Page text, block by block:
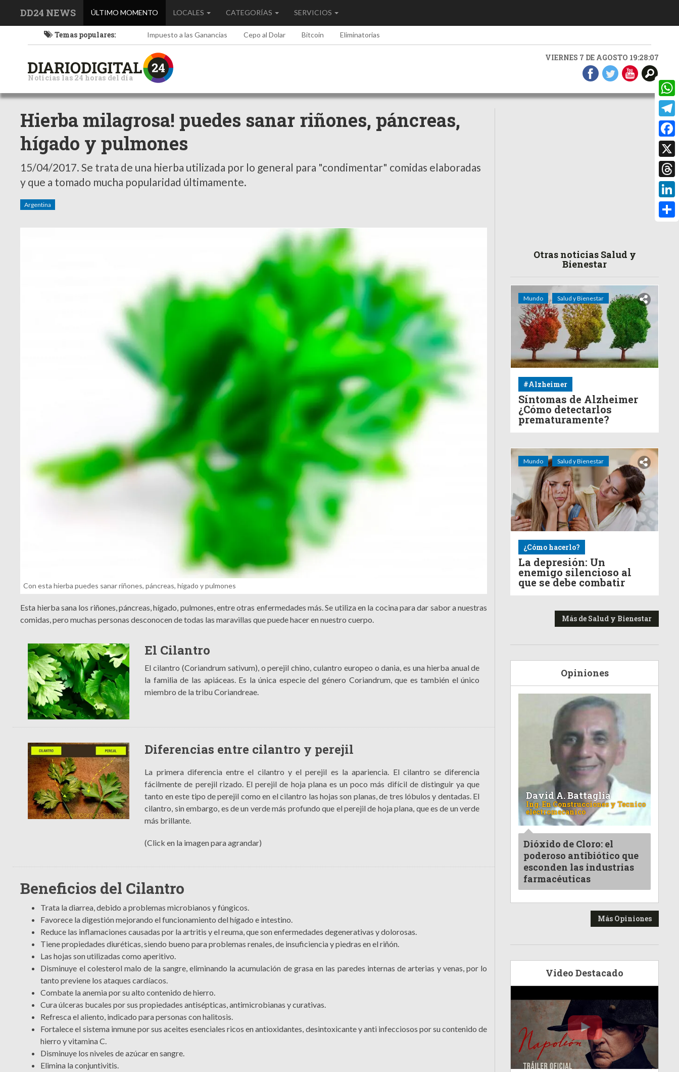
DD24 NEWS ÚLTIMO MOMENTO (current)LOCALES CATEGORÍAS SERVICIOS
Temas populares: Impuesto a las Ganancias Cepo al Dolar Bitcoin Eliminatorias
Noticias las 24 horas del día
VIERNES 7 DE AGOSTO 19:28:08
Hierba milagrosa! puedes sanar riñones, páncreas,
hígado y pulmones
15/04/2017. Se trata de una hierba utilizada por lo general para "condimentar" comidas elaboradas
y que a tomado mucha popularidad últimamente.
Argentina
Con esta hierba puedes sanar riñones, páncreas, hígado y pulmones
Esta hierba sana los riñones, páncreas, hígado, pulmones, entre otras enfermedades más. Se utiliza en la cocina para dar sabor a nuestras
comidas, pero muchas personas desconocen de todas las maravillas que puede hacer en nuestro cuerpo.
El Cilantro
El cilantro (Coriandrum sativum), o perejil chino, culantro europeo o dania, es una hierba anual de
la familia de las apiáceas. Es la única especie del género Coriandrum, que es también el único
miembro de la tribu Coriandreae.
Diferencias entre cilantro y perejil
La primera diferencia entre el cilantro y el perejil es la apariencia. El cilantro se diferencia
fácilmente de perejil rizado. El perejil de hoja plana es un poco más difícil de distinguir ya que
tanto en este tipo de perejil como en el cilantro las hojas son planas, de tres lóbulos y dentadas. El
cilantro, sin embargo, es de un verde más profundo que el perejil de hoja plana, que es de un verde
más brillante.
(Click en la imagen para agrandar)
Beneficios del Cilantro
Trata la diarrea, debido a problemas microbianos y fúngicos.
Favorece la digestión mejorando el funcionamiento del hígado e intestino.
Reduce las inflamaciones causadas por la artritis y el reuma, que son enfermedades degenerativas y dolorosas.
Tiene propiedades diuréticas, siendo bueno para problemas renales, de insuficiencia y piedras en el riñón.
Las hojas son utilizadas como aperitivo.
Disminuye el colesterol malo de la sangre, eliminando la acumulación de grasa en las paredes internas de arterias y venas, por lo
tanto previene los ataques cardíacos.
Combate la anemia por su alto contenido de hierro.
Cura úlceras bucales por sus propiedades antisépticas, antimicrobianas y curativas.
Refresca el aliento, indicado para personas con halitosis.
Fortalece el sistema inmune por sus aceites esenciales ricos en antioxidantes, desintoxicante y anti infecciosos por su contenido de
hierro y vitamina C.
Disminuye los niveles de azúcar en sangre.
Elimina la conjuntivitis.
Otras noticias Salud y
Bienestar
Mundo Salud y Bienestar
#Alzheimer
Síntomas de Alzheimer
¿Cómo detectarlos
prematuramente?
Mundo Salud y Bienestar
¿Cómo hacerlo?
La depresión: Un
enemigo silencioso al
que se debe combatir
Más de Salud y Bienestar
Opiniones
David A. Battaglia
Ing. En Construcciones y Tecnico
electromecanico
Dióxido de Cloro: el
poderoso antibiótico que
esconden las industrias
farmacéuticas
Más Opiniones
Video Destacado
X